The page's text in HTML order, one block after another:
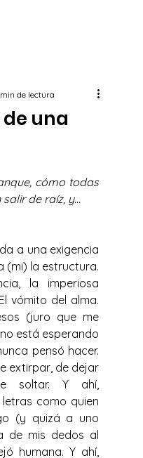
una
de lectura
cómo todas
de raíz, y…
a una exigencia
(mi) la estructura.
la imperiosa
vómito del alma.
(juro que me
está esperando
pensó hacer.
extirpar, de dejar
soltar. Y ahí,
como quien
(y quizá a uno
de mis dedos al
humana. Y ahí,